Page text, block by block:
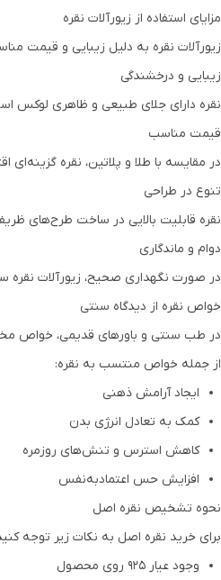
مزایای استفاده از زیورآلات نقره
زیورآلات نقره به دلیل زیبایی و قیمت
زیبایی و درخشندگی
نقره دارای جلای طبیعی و ظاهری لوکس
قیمت مناسب
در مقایسه با طلا و پلاتین، نقره
تنوع در طراحی
نقره قابلیت بالایی در ساخت طرح‌های
دوام و ماندگاری
در صورت نگهداری صحیح، زیورآلات نقره
خواص نقره از دیدگاه سنتی
در طب سنتی و باورهای قدیمی، خواص
از جمله خواص منتسب به نقره:
ایجاد آرامش ذهنی
کمک به تعادل انرژی بدن
کاهش استرس و تنش‌های روزمره
افزایش حس اعتمادبه‌نفس
نحوه تشخیص نقره اصل
برای خرید نقره اصل به نکات زیر توجه
وجود عیار 925 روی محصول